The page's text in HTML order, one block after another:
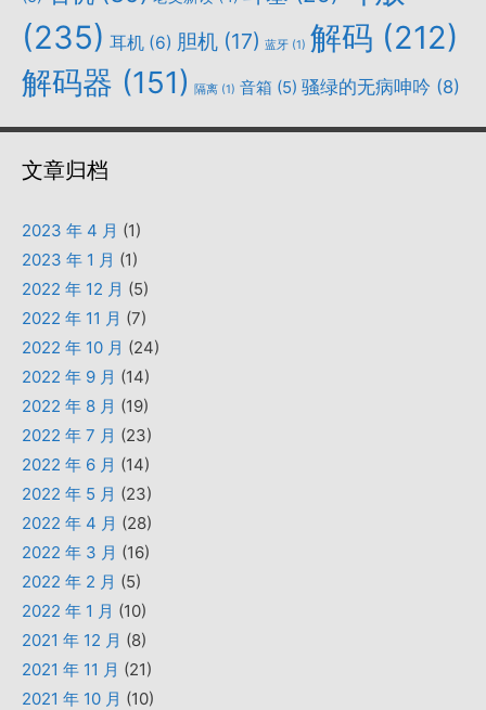
(235) 耳机 (6) 胆机 (17) 蓝牙 (1) 解码 (212)
解码器 (151) 隔离 (1) 音箱 (5) 骚绿的无病呻吟 (8)
文章归档
2023 年 4 月 (1)
2023 年 1 月 (1)
2022 年 12 月 (5)
2022 年 11 月 (7)
2022 年 10 月 (24)
2022 年 9 月 (14)
2022 年 8 月 (19)
2022 年 7 月 (23)
2022 年 6 月 (14)
2022 年 5 月 (23)
2022 年 4 月 (28)
2022 年 3 月 (16)
2022 年 2 月 (5)
2022 年 1 月 (10)
2021 年 12 月 (8)
2021 年 11 月 (21)
2021 年 10 月 (10)